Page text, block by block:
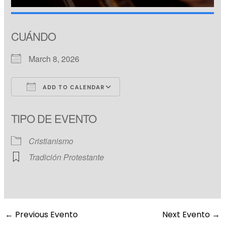
CUÁNDO
March 8, 2026
ADD TO CALENDAR
TIPO DE EVENTO
Cristianismo
Tradición Protestante
← Previous Evento Next Evento →